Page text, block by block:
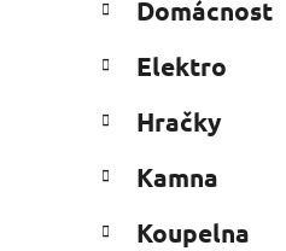
n
í
a
e
e
o
i
Domácnost
Elektro
Hračky
Kamna
Koupelna